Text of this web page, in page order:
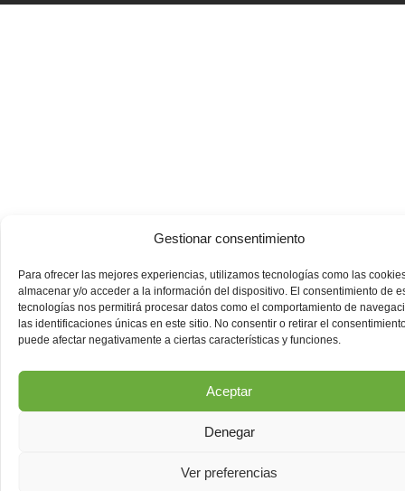
Gestionar consentimiento
Para ofrecer las mejores experiencias, utilizamos tecnologías como las
almacenar y/o acceder a la información del dispositivo. El consentimiento de
tecnologías nos permitirá procesar datos como el comportamiento de
las identificaciones únicas en este sitio. No consentir o retirar el
puede afectar negativamente a ciertas características y funciones.
Aceptar
Denegar
Ver preferencias